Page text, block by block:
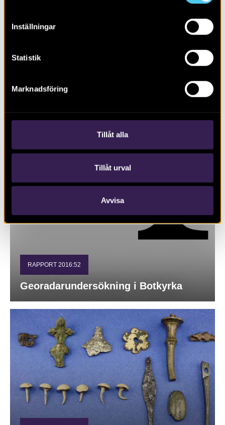
Inställningar
Statistik
Marknadsföring
Tillåt alla
Tillåt urval
Avvisa
RAPPORT 2016:111
S:ta Gertruds kapell och kapellbäcken
RAPPORT 2016:52
Georadarundersökning i Botkyrka